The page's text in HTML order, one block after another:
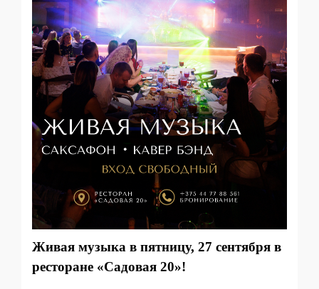
Живая музыка в пятницу, 27 сентября в
ресторане «Садовая 20»!